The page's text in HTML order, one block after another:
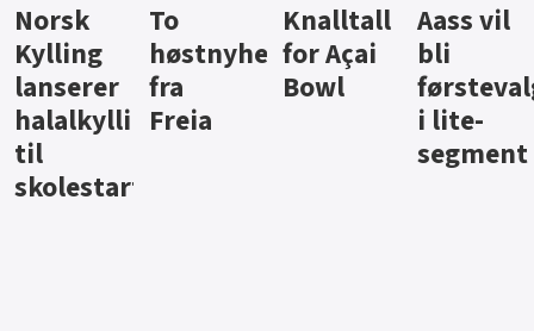
Knalltall
for Açai
Bowl
Aass vil
bli
førstevalg
i lite-
Brus og
jus fra
Berentsen
Hard
iste fra
Hansa